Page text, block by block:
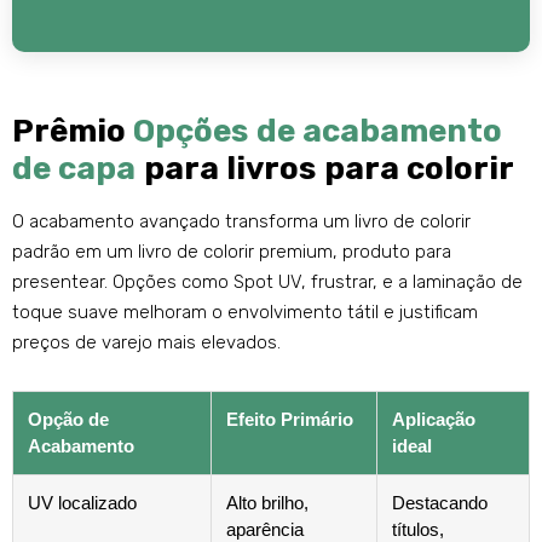
Prêmio Opções de acabamento
de capa para livros para colorir
O acabamento avançado transforma um livro de colorir
padrão em um livro de colorir premium, produto para
presentear. Opções como Spot UV, frustrar, e a laminação de
toque suave melhoram o envolvimento tátil e justificam
preços de varejo mais elevados.
Opção de
Acabamento
Efeito Primário
Aplicação
ideal
UV localizado
Alto brilho,
aparência
Destacando
títulos,